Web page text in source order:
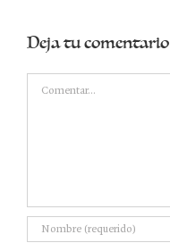
Deja tu comentario
Comentar